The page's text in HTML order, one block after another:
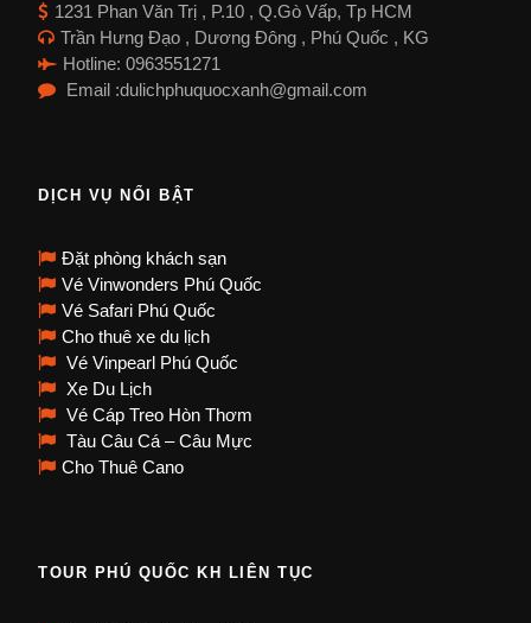
1231 Phan Văn Trị , P.10 , Q.Gò Vấp, Tp HCM
Trần Hưng Đạo , Dương Đông , Phú Quốc , KG
Hotline: 0963551271
Email :dulichphuquocxanh@gmail.com
DỊCH VỤ NỔI BẬT
Đặt phòng khách sạn
Vé Vinwonders Phú Quốc
Vé Safari Phú Quốc
Cho thuê xe du lịch
Vé Vinpearl Phú Quốc
Xe Du Lịch
Vé Cáp Treo Hòn Thơm
Tàu Câu Cá – Câu Mực
Cho Thuê Cano
TOUR PHÚ QUỐC KH LIÊN TỤC